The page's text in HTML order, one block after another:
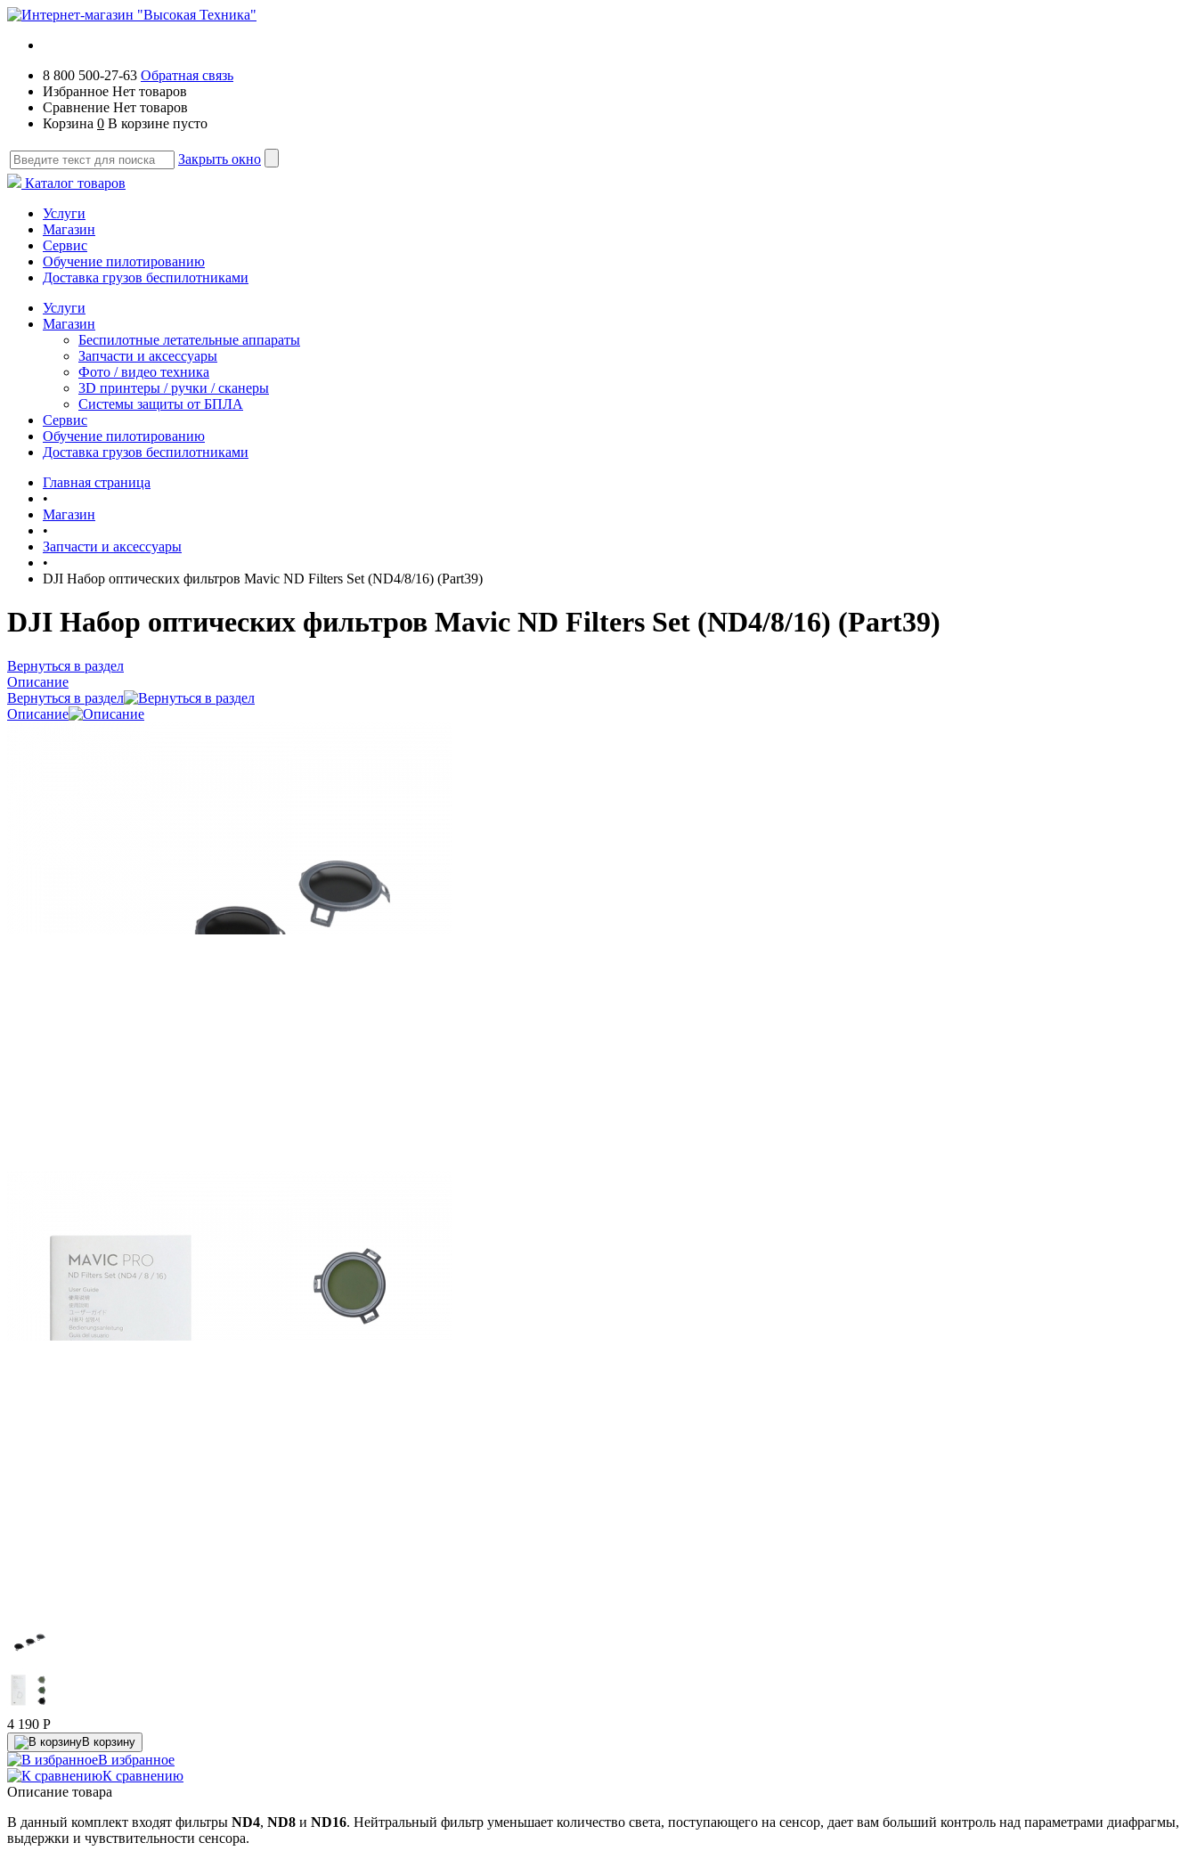
8 800 500-27-63 Обратная связь
Избранное Нет товаров
Сравнение Нет товаров
Корзина 0 В корзине пусто
Закрыть окно
Каталог товаров
Услуги
Магазин
Сервис
Обучение пилотированию
Доставка грузов беспилотниками
Услуги
Магазин
Беспилотные летательные аппараты
Запчасти и аксессуары
Фото / видео техника
3D принтеры / ручки / сканеры
Системы защиты от БПЛА
Сервис
Обучение пилотированию
Доставка грузов беспилотниками
Главная страница
•
Магазин
•
Запчасти и аксессуары
•
DJI Набор оптических фильтров Mavic ND Filters Set (ND4/8/16) (Part39)
DJI Набор оптических фильтров Mavic ND Filters Set (ND4/8/16) (Part39)
Вернуться в раздел
Описание
Вернуться в раздел
Описание
4 190 P
В корзину
В избранное
К сравнению
Описание товара
В данный комплект входят фильтры ND4, ND8 и ND16. Нейтральный фильтр уменьшает количество света, поступающего на сенсор, дает вам больший контроль над параметрами диафрагмы,
выдержки и чувствительности сенсора.